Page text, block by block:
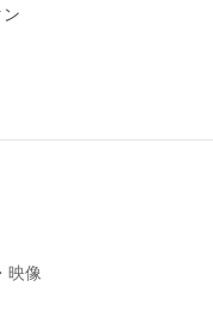
映像